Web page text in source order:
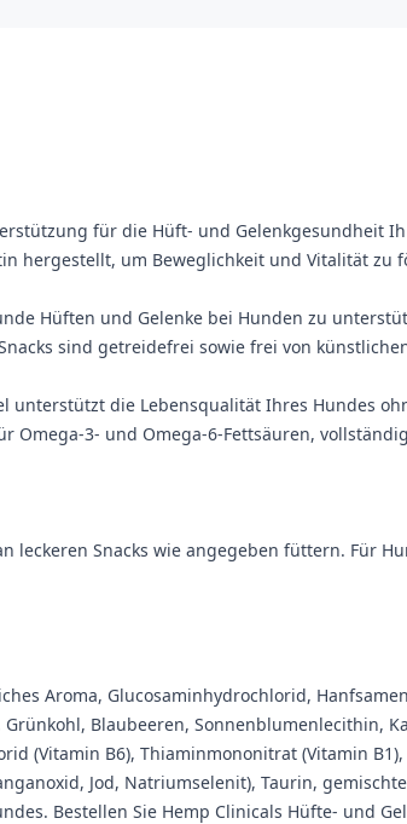
für die Hüft- und Gelenkgesundheit
hergestellt, um Beweglichkeit und Vitalität zu
Hüften und Gelenke bei Hunden zu
sind getreidefrei sowie frei von
unterstützt die Lebensqualität Ihres Hundes
Omega-3- und Omega-6-Fettsäuren,
Snacks wie angegeben füttern. Für
Aroma, Glucosaminhydrochlorid,
Blaubeeren, Sonnenblumenlecithin,
(Vitamin B6), Thiaminmononitrat (Vitamin
Jod, Natriumselenit), Taurin,
Bestellen Sie Hemp Clinicals Hüfte- und